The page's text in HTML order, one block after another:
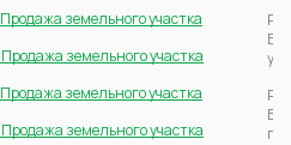
Продажа земельного участка
Продажа земельного участка
Продажа земельного участка
Продажа земельного участка